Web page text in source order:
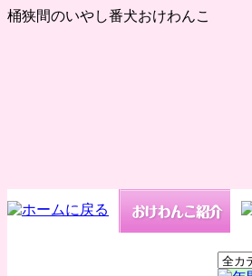
桶狭間のいやし番犬おけわんこ